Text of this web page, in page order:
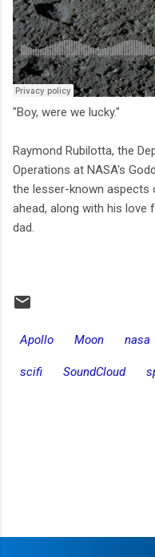
"Boy, were we lucky."
Raymond Rubilotta, the
Operations at NASA's
the lesser-known aspects
ahead, along with his
dad.
Apollo Moon nasa
scifi SoundCloud